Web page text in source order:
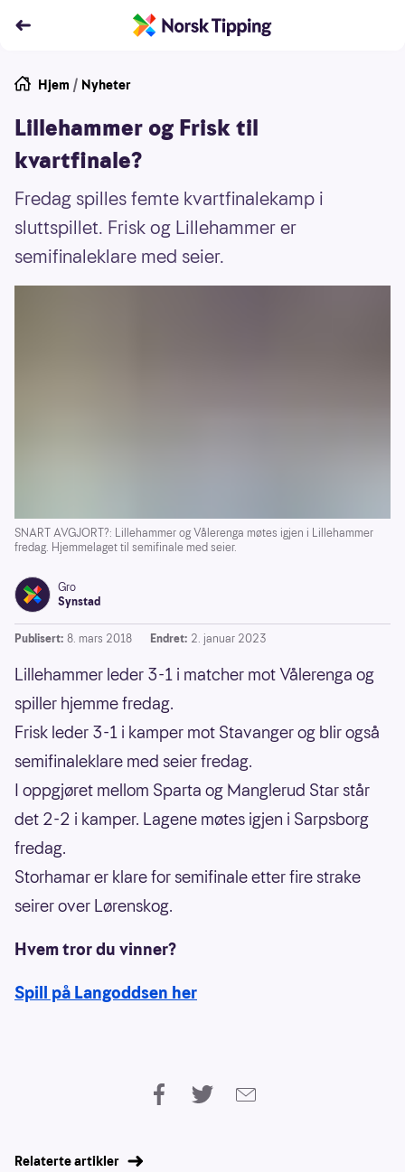
Hjem / Nyheter
Lillehammer og Frisk til
kvartfinale?
Fredag spilles femte kvartfinalekamp i
sluttspillet. Frisk og Lillehammer er
semifinaleklare med seier.
SNART AVGJORT?: Lillehammer og Vålerenga møtes igjen i Lillehammer
fredag. Hjemmelaget til semifinale med seier.
Gro
Synstad
Publisert: 8. mars 2018 Endret: 2. januar 2023
Lillehammer leder 3-1 i matcher mot Vålerenga og
spiller hjemme fredag.
Frisk leder 3-1 i kamper mot Stavanger og blir også
semifinaleklare med seier fredag.
I oppgjøret mellom Sparta og Manglerud Star står
det 2-2 i kamper. Lagene møtes igjen i Sarpsborg
fredag.
Storhamar er klare for semifinale etter fire strake
seirer over Lørenskog.
Hvem tror du vinner?
Spill på Langoddsen her
Relaterte artikler